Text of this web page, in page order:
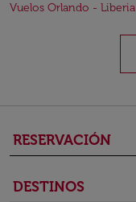
Vuelos Orlando - Liberia
RESERVACIÓN
DESTINOS